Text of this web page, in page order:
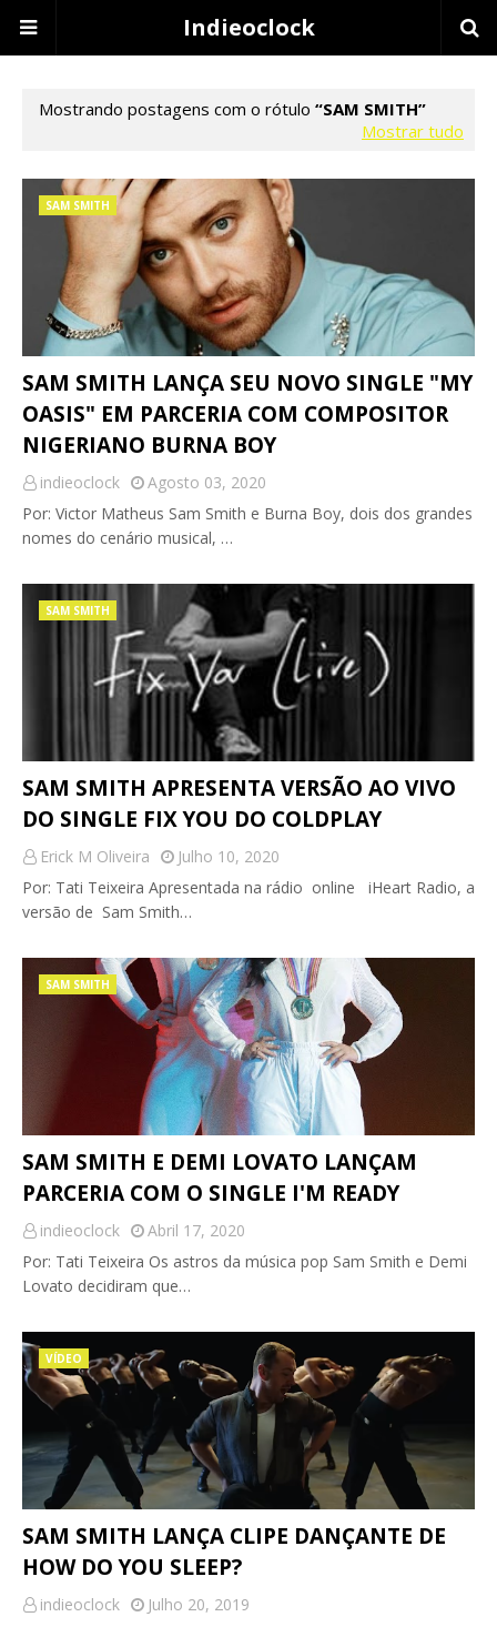
Indieoclock
Mostrando postagens com o rótulo
SAM SMITH
Mostrar tudo
SAM SMITH
SAM SMITH LANÇA SEU NOVO SINGLE "MY
OASIS" EM PARCERIA COM COMPOSITOR
NIGERIANO BURNA BOY
indieoclock
Agosto 03, 2020
Por: Victor Matheus Sam Smith e Burna Boy, dois dos grandes
nomes do cenário musical, …
SAM SMITH
SAM SMITH APRESENTA VERSÃO AO VIVO
DO SINGLE FIX YOU DO COLDPLAY
Erick M Oliveira
Julho 10, 2020
Por: Tati Teixeira Apresentada na rádio online iHeart Radio, a
versão de Sam Smith…
SAM SMITH
SAM SMITH E DEMI LOVATO LANÇAM
PARCERIA COM O SINGLE I'M READY
indieoclock
Abril 17, 2020
Por: Tati Teixeira Os astros da música pop Sam Smith e Demi
Lovato decidiram que…
VÍDEO
SAM SMITH LANÇA CLIPE DANÇANTE DE
HOW DO YOU SLEEP?
indieoclock
Julho 20, 2019